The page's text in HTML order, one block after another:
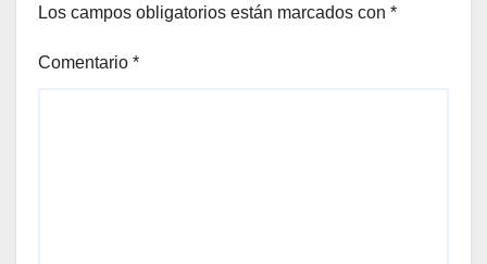
Los campos obligatorios están marcados con *
Comentario *